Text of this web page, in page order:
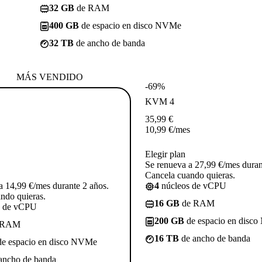
32 GB de RAM
400 GB de espacio en disco NVMe
32 TB de ancho de banda
MÁS VENDIDO
14,99 €/mes durante 2 años.
quieras.
vCPU
espacio en disco NVMe
de banda
-69%
KVM 4
35,99 €
10,99 €/mes
Elegir plan
Se renueva a 27,99 €/mes
Cancela cuando quieras.
4 núcleos de vCPU
16 GB de RAM
200 GB de espacio en
16 TB de ancho de banda